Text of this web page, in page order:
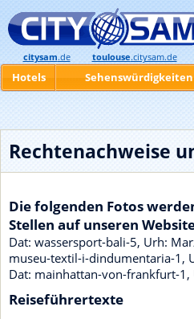
Rechtenachweise
Die folgenden Fotos
Stellen auf unseren
Dat: wassersport-bali-5, Urh:
museu-textil-i-dindumentaria-1,
Dat: mainhattan-von-frankfurt-1,
Reiseführertexte
citysam.de toulouse.citysam.de
Hotels Sehenswürdigkeiten